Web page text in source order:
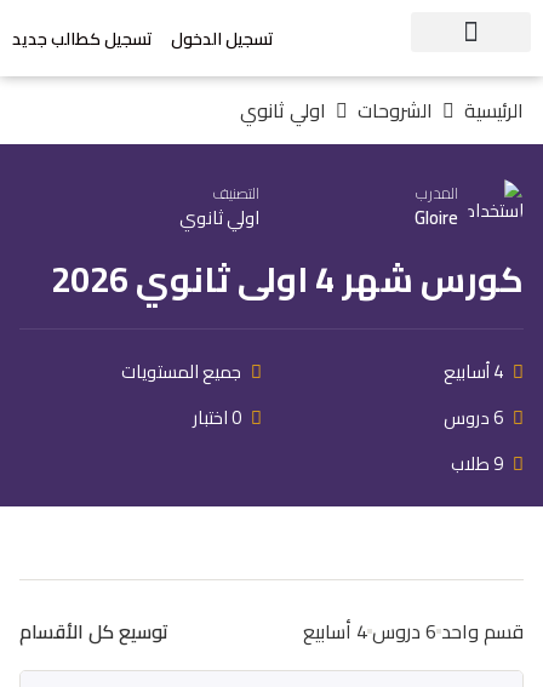
تسجيل الدخول تسجيل كطالب جديد
الرئيسية الشروحات اولي ثانوي
المدرب
Gloire
التصنيف
اولي ثانوي
كورس شهر 4 اولى ثانوي 2026
4 أسابيع
جميع المستويات
6 دروس
0 اختبار
9 طلاب
قسم واحد 6 دروس 4 أسابيع توسيع كل الأقسام